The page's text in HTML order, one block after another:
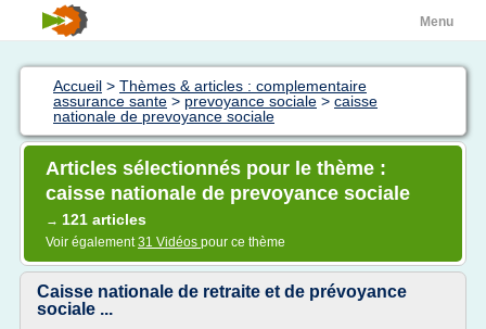
Menu
Accueil > Thèmes & articles : complementaire
assurance sante > prevoyance sociale > caisse
nationale de prevoyance sociale
Articles sélectionnés pour le thème :
caisse nationale de prevoyance sociale
→ 121 articles
Voir également31 Vidéos pour ce thème
Caisse nationale de retraite et de prévoyance
sociale ...